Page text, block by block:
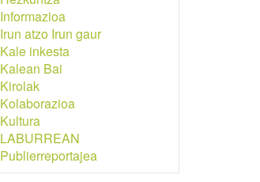
Informazioa
Irun atzo Irun gaur
Kale inkesta
Kalean Bai
Kirolak
Kolaborazioa
Kultura
LABURREAN
Publierreportajea